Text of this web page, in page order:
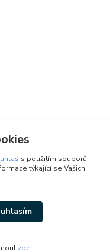
rychle.cz
s použitím souborů
týkající se Vašich
zde.